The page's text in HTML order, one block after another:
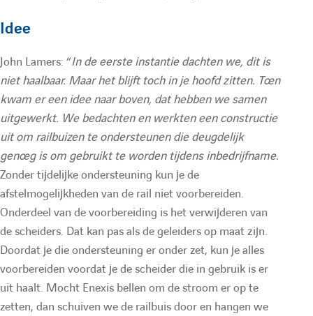
Idee
John Lamers: “In de eerste instantie dachten we, dit is
niet haalbaar. Maar het blijft toch in je hoofd zitten. Toen
kwam er een idee naar boven, dat hebben we samen
uitgewerkt. We bedachten en werkten een constructie
uit om railbuizen te ondersteunen die deugdelijk
genoeg is om gebruikt te worden tijdens inbedrijfname.
Zonder tijdelijke ondersteuning kun je de
afstelmogelijkheden van de rail niet voorbereiden.
Onderdeel van de voorbereiding is het verwijderen van
de scheiders. Dat kan pas als de geleiders op maat zijn.
Doordat je die ondersteuning er onder zet, kun je alles
voorbereiden voordat je de scheider die in gebruik is er
uit haalt. Mocht Enexis bellen om de stroom er op te
zetten, dan schuiven we de railbuis door en hangen we